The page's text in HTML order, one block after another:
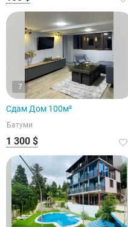
7
Сдам Дом 100м²
Батуми
1 300 $